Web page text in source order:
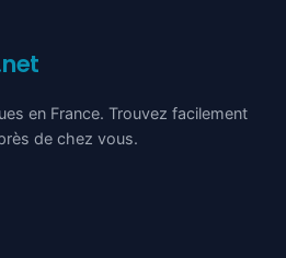
en France. Trouvez facilement
de chez vous.